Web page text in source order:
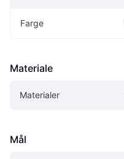
Farge
Materiale
Materialer
Mål